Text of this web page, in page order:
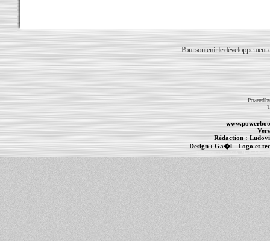
Pour soutenir le développement
Powered
Rédaction :
Design : Ga�l- Logo et